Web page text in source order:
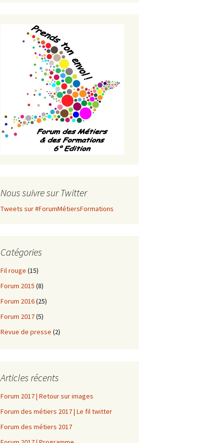
Nous suivre sur Twitter
Tweets sur #ForumMétiersFormations
Catégories
Fil rouge (15)
Forum 2015 (8)
Forum 2016(25)
Forum 2017(5)
Revue de presse (2)
Articles récents
Forum 2017 | Retour sur images
Forum des métiers 2017 | Le fil twitter
Forum des métiers 2017